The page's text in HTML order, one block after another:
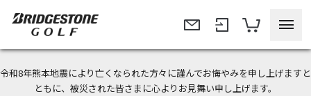
令和8年熊本地震により亡くなられた方々に謹んでお悔やみを申し上げますと
ともに、被災された皆さまに心よりお見舞い申し上げます。
＜夏季休暇中のご注文・発送・お問い合わせ＞